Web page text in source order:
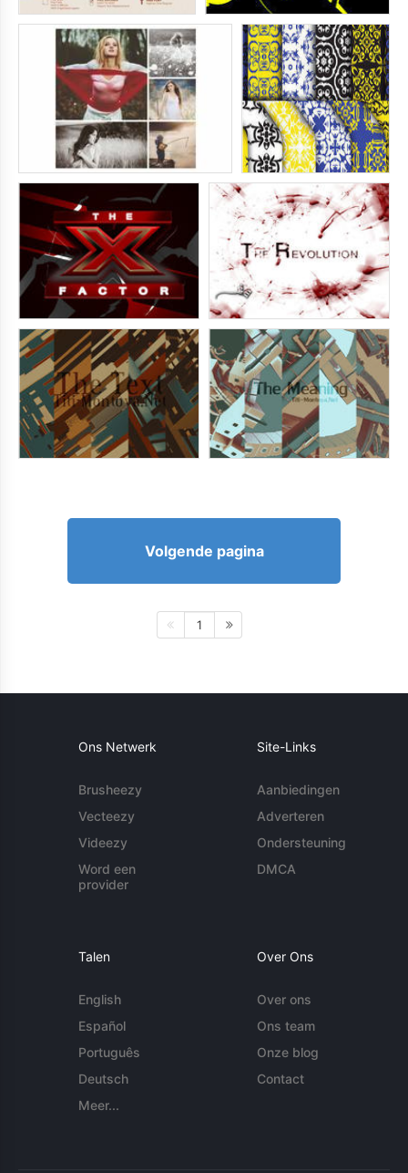
Volgende pagina
1
Ons Netwerk
Brusheezy
Vecteezy
Videezy
Word een
provider
Site-Links
Aanbiedingen
Adverteren
Ondersteuning
DMCA
Talen
English
Español
Português
Deutsch
Meer...
Over Ons
Over ons
Ons team
Onze blog
Contact